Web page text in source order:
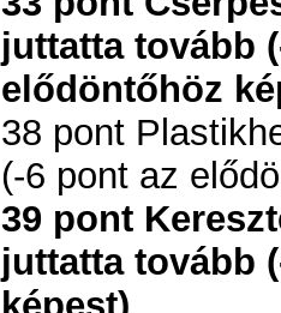
juttatta tovább
elődöntőhöz
38 pont
(-6 pont az
39 pont
juttatta tovább